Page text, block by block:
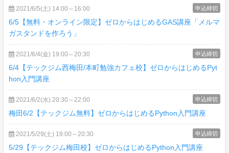
2021/6/5(土) 14:00～16:00
6/5【無料・オンライン限定】ゼロからはじめるGAS講座「メルマ
ガスタンドを作ろう」
申込締切
2021/6/4(金) 19:00～20:30
6/4【テックジム西梅田/本町勉強カフェ校】ゼロからはじめるPyt
hon入門講座
申込締切
2021/6/2(水) 20:30～22:00
梅田6/2【テックジム無料】ゼロからはじめるPython入門講座
申込締切
2021/5/29(土) 19:00～20:30
5/29【テックジム梅田校】ゼロからはじめるPython入門講座
申込締切